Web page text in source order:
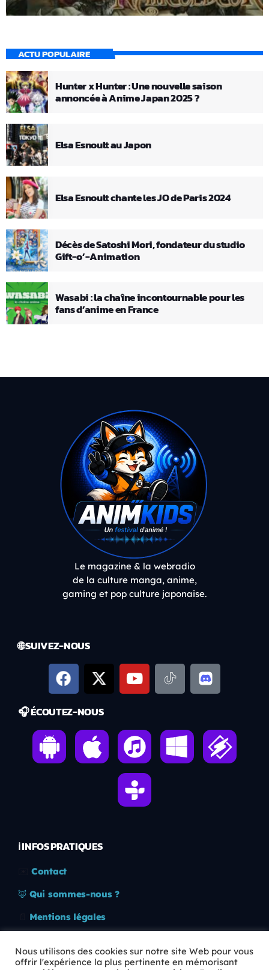
ACTU POPULAIRE
Hunter x Hunter : Une nouvelle saison
annoncée à Anime Japan 2025 ?
Elsa Esnoult au Japon
Elsa Esnoult chante les JO de Paris 2024
Décès de Satoshi Mori, fondateur du studio
Gift-o’-Animation
Wasabi : la chaîne incontournable pour les
fans d’anime en France
Le magazine & la webradio
de la culture manga, anime,
gaming et pop culture japonaise.
🌐 SUIVEZ-NOUS
🎧 ÉCOUTEZ-NOUS
ℹ️ INFOS PRATIQUES
Contact
🦊 Qui sommes-nous ?
Mentions légales
🛡️ RGPD
Nous utilisons des cookies sur notre site Web pour vous
offrir l'expérience la plus pertinente en mémorisant